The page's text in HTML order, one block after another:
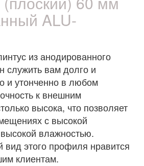
ALU-
из анодированного
служить вам долго и
и утонченно в любом
к внешним
высока, что позволяет
с высокой
влажностью.
этого профиля нравится
клиентам.